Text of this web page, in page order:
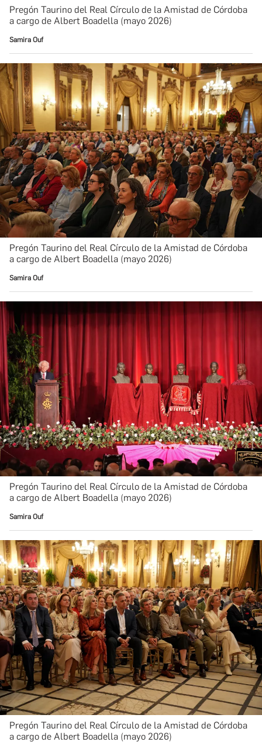
Pregón Taurino del Real Círculo de la Amistad de Córdoba
a cargo de Albert Boadella (mayo 2026)
Samira Ouf
Pregón Taurino del Real Círculo de la Amistad de Córdoba
a cargo de Albert Boadella (mayo 2026)
Samira Ouf
Pregón Taurino del Real Círculo de la Amistad de Córdoba
a cargo de Albert Boadella (mayo 2026)
Samira Ouf
Pregón Taurino del Real Círculo de la Amistad de Córdoba
a cargo de Albert Boadella (mayo 2026)